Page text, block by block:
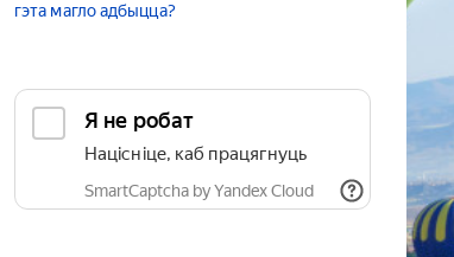
гэта магло адбыцца?
Я не робат
Націсніце, каб працягнуць
SmartCaptcha by Yandex Cloud